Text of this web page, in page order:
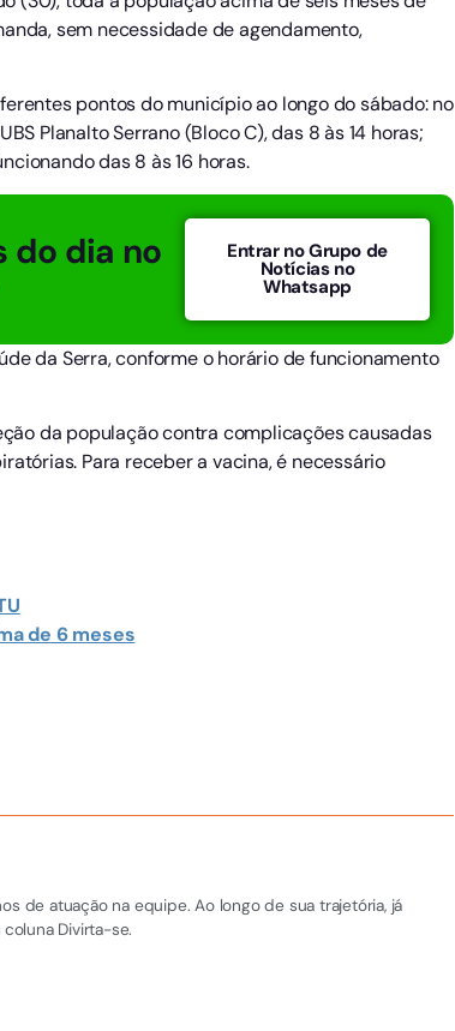
sem necessidade de agendamento,
pontos do município ao longo do sábado: no
Planalto Serrano (Bloco C), das 8 às 14 horas;
das 8 às 16 horas.
do dia no Entrar no Grupo de
Notícias no
Whatsapp
da Serra, conforme o horário de funcionamento
da população contra complicações causadas
Para receber a vacina, é necessário
de 6 meses
de atuação na equipe. Ao longo de sua trajetória, já
Divirta-se.